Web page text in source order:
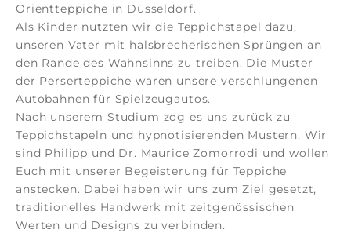
Orientteppiche in Düsseldorf.
Als Kinder nutzten wir die Teppichstapel dazu,
unseren Vater mit halsbrecherischen Sprüngen an
den Rande des Wahnsinns zu treiben. Die Muster
der Perserteppiche waren unsere verschlungenen
Autobahnen für Spielzeugautos.
Nach unserem Studium zog es uns zurück zu
Teppichstapeln und hypnotisierenden Mustern. Wir
sind Philipp und Dr. Maurice Zomorrodi und wollen
Euch mit unserer Begeisterung für Teppiche
anstecken. Dabei haben wir uns zum Ziel gesetzt,
traditionelles Handwerk mit zeitgenössischen
Werten und Designs zu verbinden.